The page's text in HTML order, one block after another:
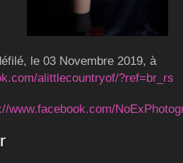
le 03 Novembre 2019, à
alittlecountryof/?ref=br_rs
www.facebook.com/